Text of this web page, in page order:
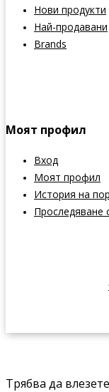
Нови продукти
Най-продавани
Brands
Моят профил
Вход
Моят профил
История на
Проследяване
Трябва да